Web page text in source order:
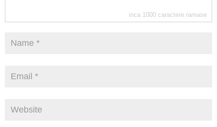
inca 1000 caractere ramase